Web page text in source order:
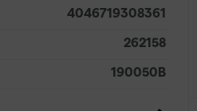
4046719308361
262158
190050B